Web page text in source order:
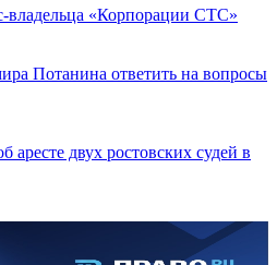
«Корпорации СТС»
Потанина ответить на вопросы
двух ростовских судей в